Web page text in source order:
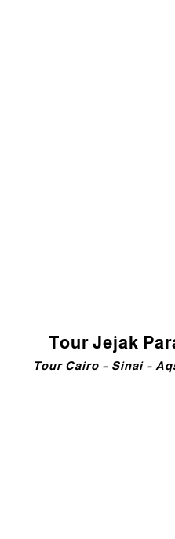
Tour Jejak
Tour Cairo – Sinai –